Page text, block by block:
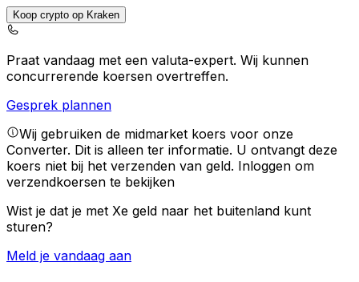
Koop crypto op Kraken
Praat vandaag met een valuta-expert. Wij kunnen
concurrerende koersen overtreffen.
Gesprek plannen
Wij gebruiken de midmarket koers voor onze
Converter. Dit is alleen ter informatie. U ontvangt deze
koers niet bij het verzenden van geld. Inloggen om
verzendkoersen te bekijken
Wist je dat je met Xe geld naar het buitenland kunt
sturen?
Meld je vandaag aan